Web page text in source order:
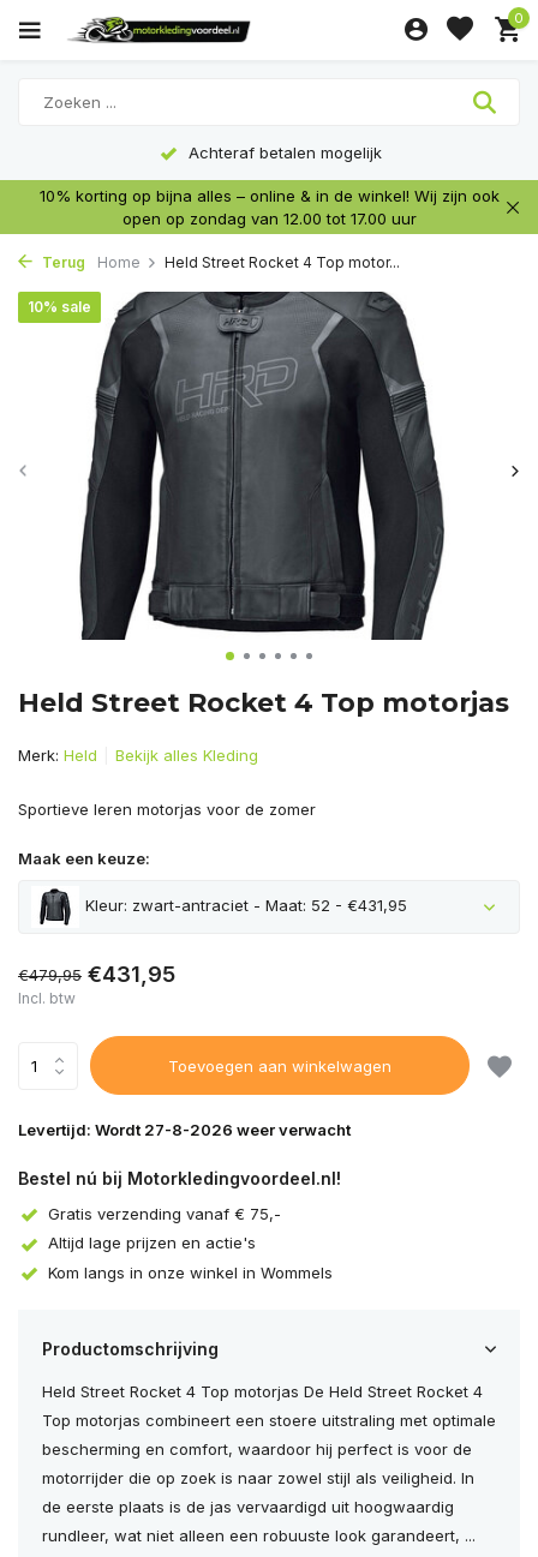
0
Achteraf betalen mogelijk
10% korting op bijna alles – online & in de winkel! Wij zijn ook
open op zondag van 12.00 tot 17.00 uur
Terug Home Held Street Rocket 4 Top motor...
Held Street Rocket 4 Top motorjas
10% sale
Merk: Held Bekijk alles Kleding
Sportieve leren motorjas voor de zomer
Maak een keuze:
Kleur: zwart-antraciet - Maat: 52 - €431,95
€479,95 €431,95
Incl. btw
Toevoegen aan winkelwagen
Levertijd: Wordt 27-8-2026 weer verwacht
Bestel nú bij Motorkledingvoordeel.nl!
Gratis verzending vanaf € 75,-
Altijd lage prijzen en actie's
Kom langs in onze winkel in Wommels
Productomschrijving
Held Street Rocket 4 Top motorjas De Held Street Rocket 4
Top motorjas combineert een stoere uitstraling met optimale
bescherming en comfort, waardoor hij perfect is voor de
motorrijder die op zoek is naar zowel stijl als veiligheid. In
de eerste plaats is de jas vervaardigd uit hoogwaardig
rundleer, wat niet alleen een robuuste look garandeert, ...